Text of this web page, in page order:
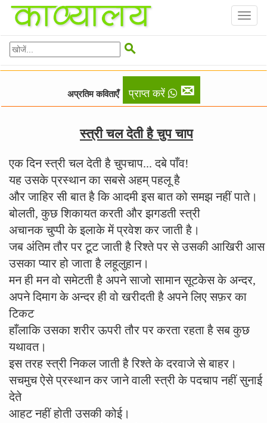

अप्रतिम कविताएँ प्राप्त करें ✉
स्त्री चल देती है चुप चाप
एक दिन स्त्री चल देती है चुपचाप... दबे पाँव!
यह उसके प्रस्थान का सबसे अहम् पहलू है
और जाहिर सी बात है कि आदमी इस बात को समझ नहीं पाते।
बोलती, कुछ शिकायत करती और झगडती स्त्री
अचानक चुप्पी के इलाके में प्रवेश कर जाती है।
जब अंतिम तौर पर टूट जाती है रिश्ते पर से उसकी आखिरी आस
उसका प्यार हो जाता है लहूलुहान।
मन ही मन वो समेटती है अपने साजो सामान सूटकेस के अन्दर,
अपने दिमाग के अन्दर ही वो खरीदती है अपने लिए सफ़र का
टिकट
हाँलाकि उसका शरीर ऊपरी तौर पर करता रहता है सब कुछ
यथावत।
इस तरह स्त्री निकल जाती है रिश्ते के दरवाजे से बाहर।
सचमुच ऐसे प्रस्थान कर जाने वाली स्त्री के पदचाप नहीं सुनाई
देते
आहट नहीं होती उसकी कोई।